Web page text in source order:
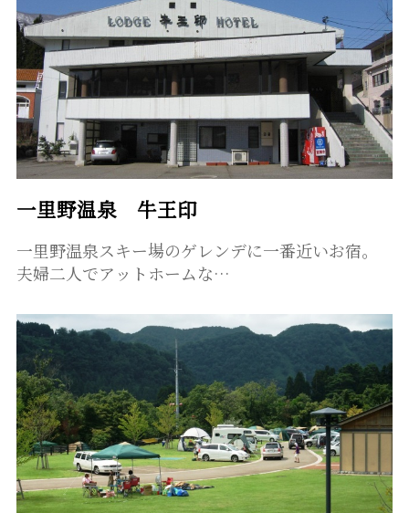
一里野温泉 牛王印
一里野温泉スキー場のゲレンデに一番近いお宿。
夫婦二人でアットホームな…